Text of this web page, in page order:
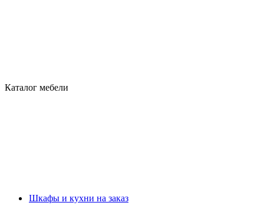
Каталог мебели
Шкафы и кухни на заказ